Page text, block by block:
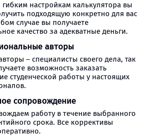
гибким настройкам калькулятора вы
подходящую конкретно для вас
случае вы получаете
качество за адекватные деньги.
авторы
– специалисты своего дела, так
возможность заказать
студенческой работы у настоящих
сопровождение
работу в течение выбранного
срока. Все коррективы